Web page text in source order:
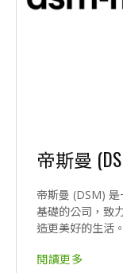
帝斯曼
帝斯曼 (DSM)
基礎的公司，致
造更美好的生活
閱讀更多